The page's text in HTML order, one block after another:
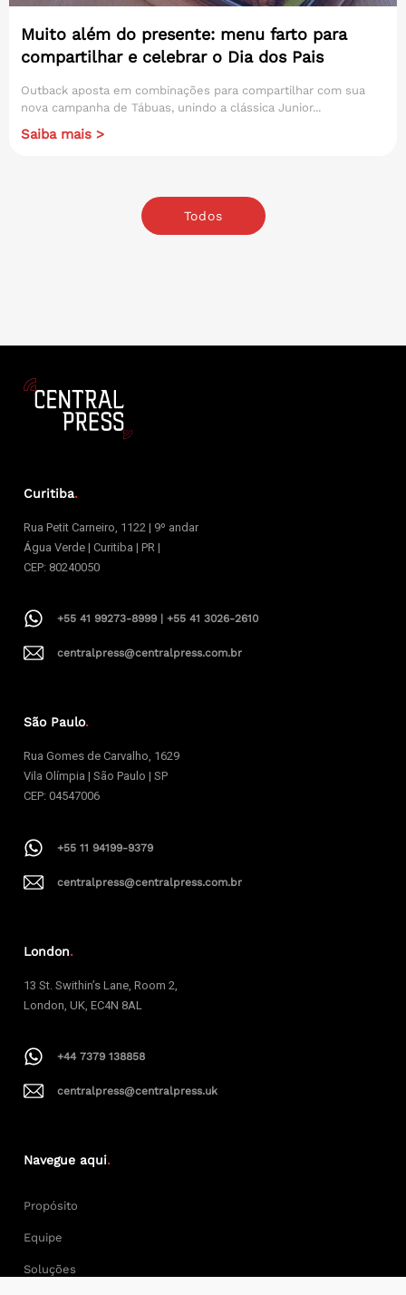
Muito além do presente: menu farto para
compartilhar e celebrar o Dia dos Pais
Outback aposta em combinações para compartilhar com sua
nova campanha de Tábuas, unindo a clássica Junior...
Saiba mais >
Todos
Curitiba.
Rua Petit Carneiro, 1122 | 9º andar
Água Verde | Curitiba | PR |
CEP: 80240050
+55 41 99273-8999 | +55 41 3026-2610
centralpress@centralpress.com.br
São Paulo.
Rua Gomes de Carvalho, 1629
Vila Olímpia | São Paulo | SP
CEP: 04547006
+55 11 94199-9379
centralpress@centralpress.com.br
London.
13 St. Swithin’s Lane, Room 2,
London, UK, EC4N 8AL
+44 7379 138858
centralpress@centralpress.uk
Navegue aqui.
Propósito
Equipe
Soluções